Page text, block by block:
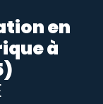
en
à